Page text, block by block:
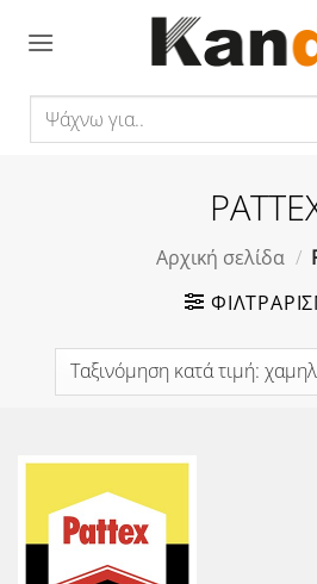
για..
Αρχική σελίδα /